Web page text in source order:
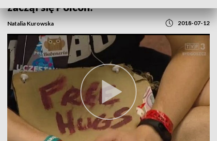
zaczął się Polcon.
Natalia Kurowska 2018-07-12